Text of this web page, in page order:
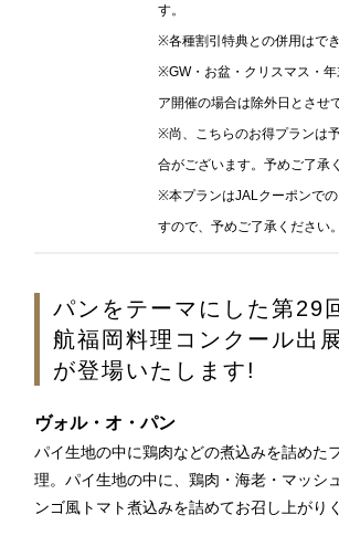
す。
※各種割引特典との併用はでき
※GW・お盆・クリスマス・
ア開催の場合は除外日とさせ
※尚、こちらのお得プランは
合がございます。予めご了承
※本プランはJALクーポンで
すので、予めご了承ください。
パンをテーマにした第29
航福岡料理コンクール出
が登場いたします!
ヴォル・オ・パン
パイ生地の中に鶏肉などの煮込みを詰めた
理。パイ生地の中に、鶏肉・海老・マッシ
ンゴ風トマト煮込みを詰めてお召し上がり
ティー＆カク
お席のご予約
TEL 092-482-1167
夜間
お席のご予約
以下のレストランをご利用の場合はお問